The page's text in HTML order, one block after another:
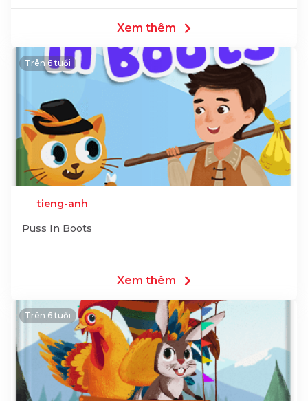
Xem thêm
Trên 6 tuổi
tieng-anh
Puss In Boots
Xem thêm
Trên 6 tuổi